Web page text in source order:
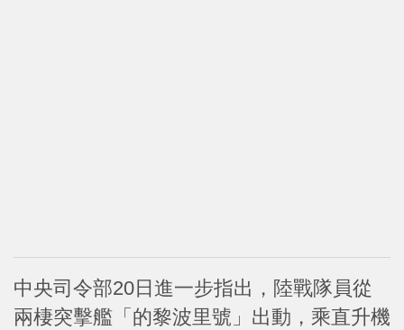
中央司令部20日進一步指出，陸戰隊員從
兩棲突擊艦「的黎波里號」出動，乘直升機